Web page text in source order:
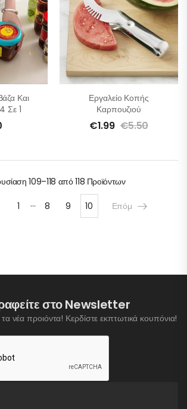
Και
Σε 1
Εργαλείο Κοπής
Καρπουζιού
€1.99 €5.50
109–118 από 118 Προϊόντων
1 … 8 9 10 Επόμ
στο Newsletter
νέα προιόντα! Κερδίστε εκπτωτικά κουπόνια!